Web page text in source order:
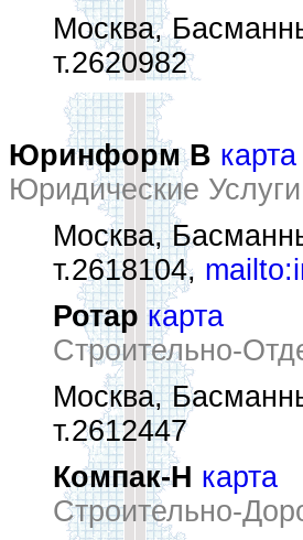
Москва,
т.2620982
Юринформ В карта
Юридические Услуги
Москва,
т.2618104,
Ротар карта
Строительно-
Москва,
т.2612447
Компак-Н карта
Строительно-